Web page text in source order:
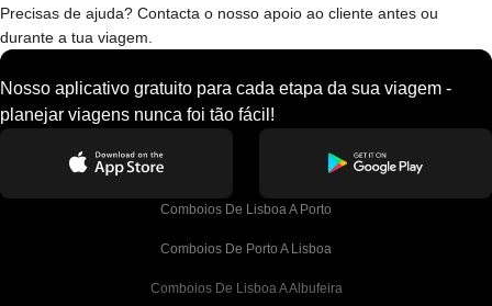
Precisas de ajuda? Contacta o nosso apoio ao cliente antes ou
durante a tua viagem.
Nosso aplicativo gratuito para cada etapa da sua viagem -
planejar viagens nunca foi tão fácil!
Comboios De Lisboa A Porto
Comboios De Porto A Lisboa
Comboios De Lisboa A Albufeira